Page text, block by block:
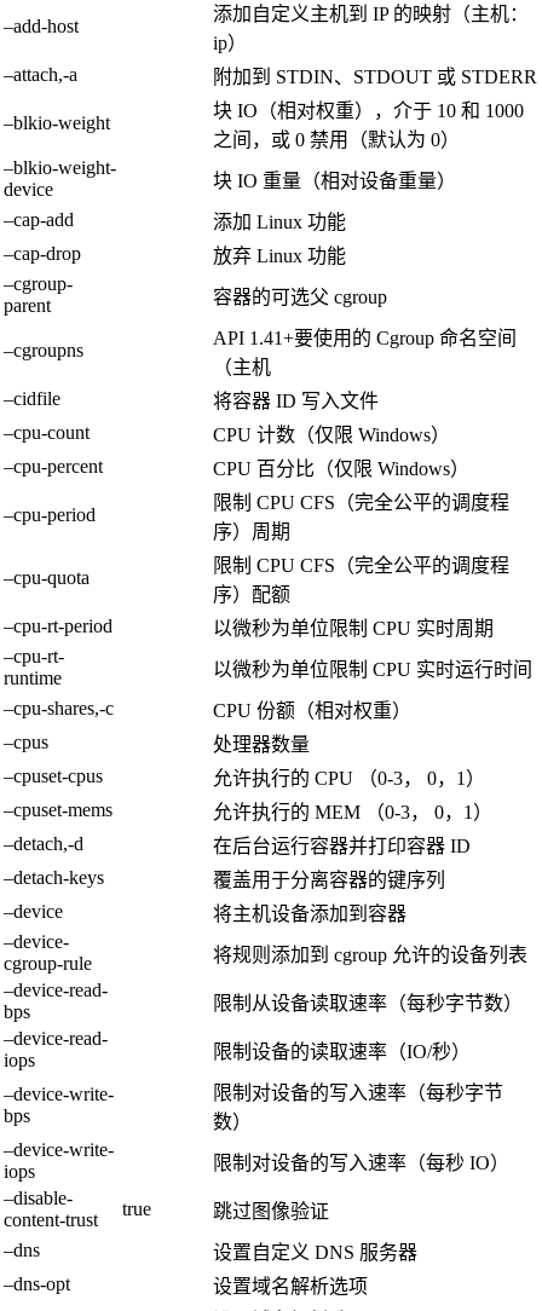
–add-host
添加自定义主机到 IP 的映射（主机：
ip）
–attach,-a
附加到 STDIN、STDOUT 或 STDERR
–blkio-weight
块 IO（相对权重），介于 10 和 1000
之间，或 0 禁用（默认为 0）
–blkio-weight-
device
块 IO 重量（相对设备重量）
–cap-add
添加 Linux 功能
–cap-drop
放弃 Linux 功能
–cgroup-
parent
容器的可选父 cgroup
–cgroupns
API 1.41+要使用的 Cgroup 命名空间
（主机
–cidfile
将容器 ID 写入文件
–cpu-count
CPU 计数（仅限 Windows）
–cpu-percent
CPU 百分比（仅限 Windows）
–cpu-period
限制 CPU CFS（完全公平的调度程
序）周期
–cpu-quota
限制 CPU CFS（完全公平的调度程
序）配额
–cpu-rt-period
以微秒为单位限制 CPU 实时周期
–cpu-rt-
runtime
以微秒为单位限制 CPU 实时运行时间
–cpu-shares,-c
CPU 份额（相对权重）
–cpus
处理器数量
–cpuset-cpus
允许执行的 CPU （0-3， 0，1）
–cpuset-mems
允许执行的 MEM （0-3， 0，1）
–detach,-d
在后台运行容器并打印容器 ID
–detach-keys
覆盖用于分离容器的键序列
–device
将主机设备添加到容器
–device-
cgroup-rule
将规则添加到 cgroup 允许的设备列表
–device-read-
bps
限制从设备读取速率（每秒字节数）
–device-read-
iops
限制设备的读取速率（IO/秒）
–device-write-
bps
限制对设备的写入速率（每秒字节
数）
–device-write-
iops
限制对设备的写入速率（每秒 IO）
–disable-
content-trust
true
跳过图像验证
–dns
设置自定义 DNS 服务器
–dns-opt
设置域名解析选项